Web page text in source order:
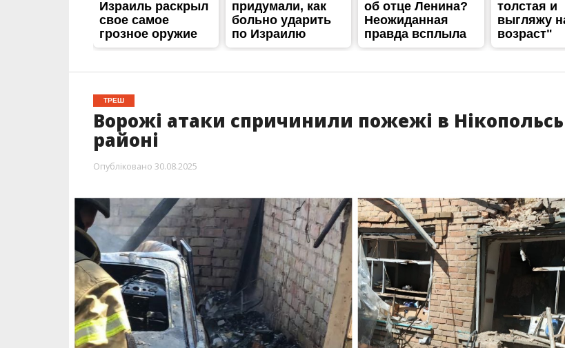
ТРЕШ
Ворожі атаки спричинили пожежі в
районі
Опубліковано 30.08.2025